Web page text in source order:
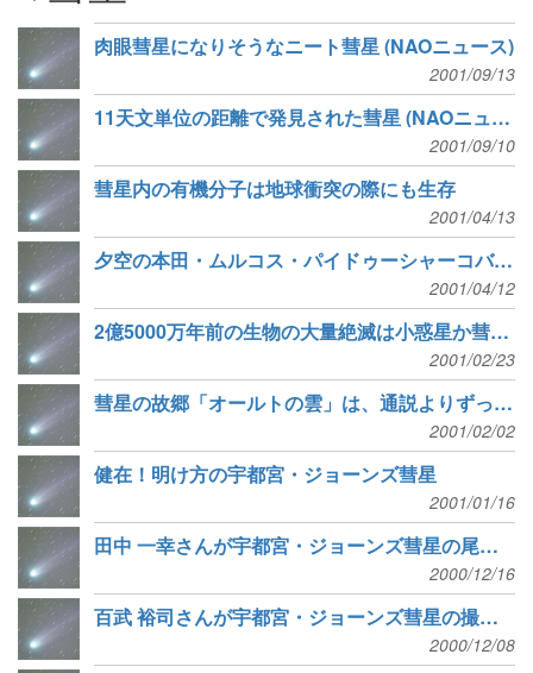
肉眼彗星になりそうなニート彗星 (NAOニュース)
2001/09/13
11天文単位の距離で発見された彗星 (NAOニュース)
2001/09/10
彗星内の有機分子は地球衝突の際にも生存
2001/04/13
夕空の本田・ムルコス・パイドゥーシャーコバー彗星を捉えた！
2001/04/12
2億5000万年前の生物の大量絶滅は小惑星か彗星の衝突が原因
2001/02/23
彗星の故郷「オールトの雲」は、通説よりずっと過疎らしい
2001/02/02
健在！明け方の宇都宮・ジョーンズ彗星
2001/01/16
田中 一幸さんが宇都宮・ジョーンズ彗星の尾を観測
2000/12/16
百武 裕司さんが宇都宮・ジョーンズ彗星の撮影に成功
2000/12/08